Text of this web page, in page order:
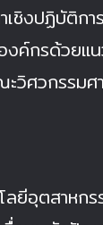
เชิงปฏิบัติกา
งค์กรด้วยแ
วิศวกรรมศ
ลยีอุตสาหกร